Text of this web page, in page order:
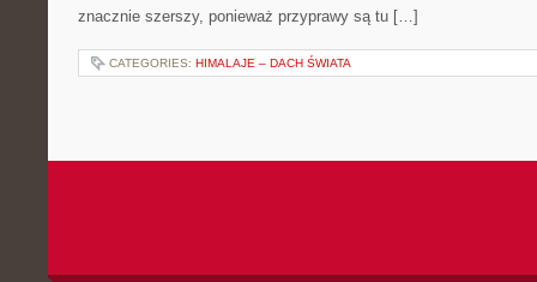
znacznie szerszy, ponieważ przyprawy są tu […]
CATEGORIES: HIMALAJE – DACH ŚWIATA